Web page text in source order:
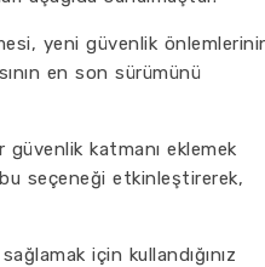
yeni güvenlik
en son sürümünü
güvenlik katmanı eklemek
seçeneği etkinleştirerek,
için kullandığınız